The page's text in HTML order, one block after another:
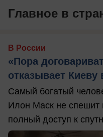
Главное в
В России
«Пора
отказывает Киеву
Самый богатый
Илон Маск не спешит
полный доступ к